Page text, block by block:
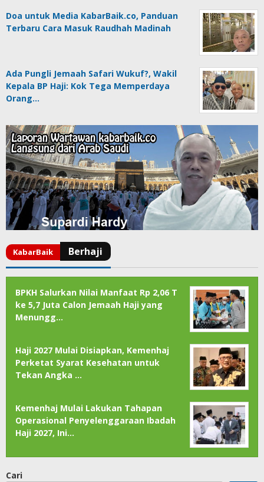
Doa untuk Media KabarBaik.co, Panduan
Terbaru Cara Masuk Raudhah Madinah
Ada Pungli Jemaah Safari Wukuf?, Wakil
Kepala BP Haji: Kok Tega Memperdaya
Orang…
BPKH Salurkan Nilai Manfaat Rp 2,06 T
ke 5,7 Juta Calon Jemaah Haji yang
Menungg…
Haji 2027 Mulai Disiapkan, Kemenhaj
Perketat Syarat Kesehatan untuk
Tekan Angka …
Kemenhaj Mulai Lakukan Tahapan
Operasional Penyelenggaraan Ibadah
Haji 2027, Ini…
Cari